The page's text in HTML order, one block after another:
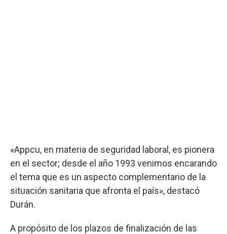
«Appcu, en materia de seguridad laboral, es pionera
en el sector; desde el año 1993 venimos encarando
el tema que es un aspecto complementario de la
situación sanitaria que afronta el país», destacó
Durán.
A propósito de los plazos de finalización de las